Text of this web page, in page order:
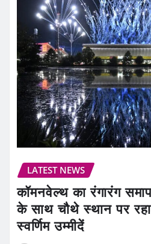
LATEST NEWS
कॉमनवेल्थ का रंगारंग
के साथ चौथे स्थान पर
स्वर्णिम उम्मीदें